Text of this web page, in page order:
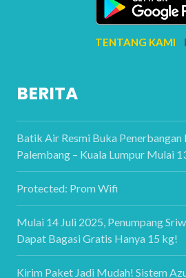
TENTANG KAMI I
BERITA
Batik Air Resmi Buka Penerbangan
Palembang – Kuala Lumpur Mulai
Protected: Prom Wifi
Mulai 14 Juli 2025, Penumpang
Dapat Bagasi Gratis Hanya 15 kg!
Kirim Paket Jadi Mudah! Sistem